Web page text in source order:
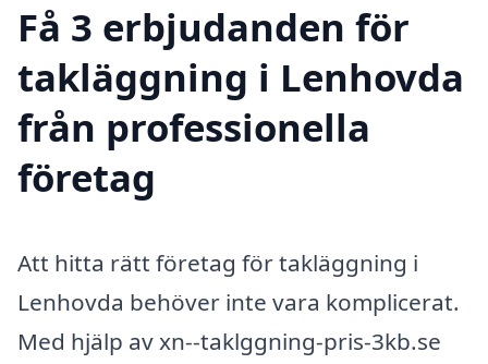
Få 3 erbjudanden för
takläggning i Lenhovda
från professionella
företag
Att hitta rätt företag för takläggning i
Lenhovda behöver inte vara komplicerat.
Med hjälp av xn--taklggning-pris-3kb.se